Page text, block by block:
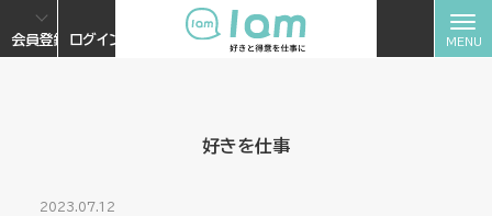
会員登録 ログイン
好きを仕事
2023.07.12